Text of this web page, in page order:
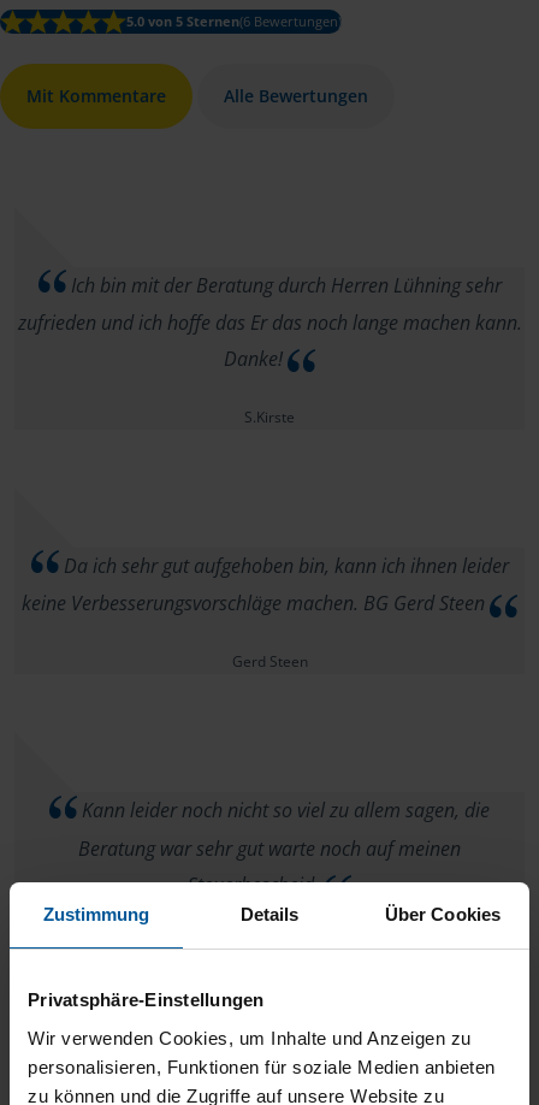
Zustimmung Details Über Cookies
Privatsphäre-Einstellungen
Wir verwenden Cookies, um Inhalte und Anzeigen zu
personalisieren, Funktionen für soziale Medien anbieten
zu können und die Zugriffe auf unsere Website zu
5.0 von 5 Sternen(6 Bewertungen)
Mit Kommentare Alle Bewertungen
Ich bin mit der Beratung durch Herren Lühning sehr
zufrieden und ich hoffe das Er das noch lange machen kann.
Danke!
S.Kirste
Da ich sehr gut aufgehoben bin, kann ich ihnen leider
keine Verbesserungsvorschläge machen. BG Gerd Steen
Gerd Steen
Kann leider noch nicht so viel zu allem sagen, die
Beratung war sehr gut warte noch auf meinen
Steuerbescheid.
Unser Berater ist an Kompetenz, Freundlichkeit und